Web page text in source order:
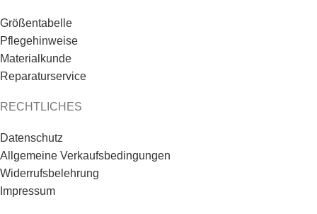
Größentabelle
Pflegehinweise
Materialkunde
Reparaturservice
RECHTLICHES
Datenschutz
Allgemeine Verkaufsbedingungen
Widerrufsbelehrung
Impressum